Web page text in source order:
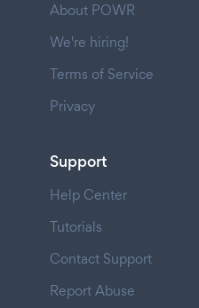
About POWR
We're hiring!
Terms of Service
Privacy
Support
Help Center
Tutorials
Contact Support
Report Abuse